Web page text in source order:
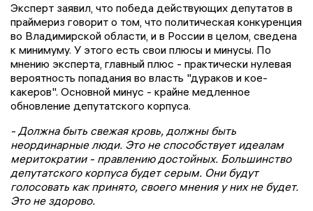
Эксперт заявил, что победа действующих депутатов в
праймериз говорит о том, что политическая конкуренция
во Владимирской области, и в России в целом, сведена
к минимуму. У этого есть свои плюсы и минусы. По
мнению эксперта, главный плюс - практически нулевая
вероятность попадания во власть "дураков и кое-
какеров". Основной минус - крайне медленное
обновление депутатского корпуса.
- Должна быть свежая кровь, должны быть
неординарные люди. Это не способствует идеалам
меритократии - правлению достойных. Большинство
депутатского корпуса будет серым. Они будут
голосовать как принято, своего мнения у них не будет.
Это не здорово.